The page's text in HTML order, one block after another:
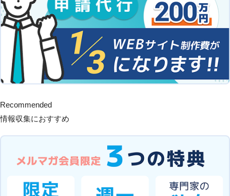
Recommended
情報収集におすすめ